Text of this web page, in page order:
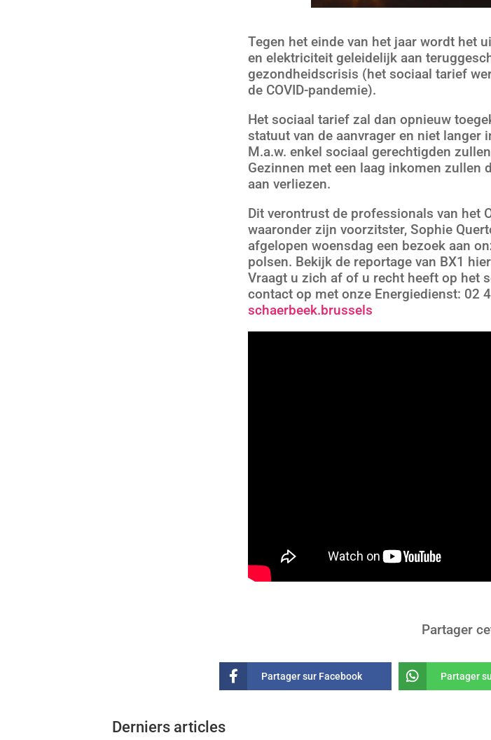
Tegen het einde van het jaar wordt het
en elektriciteit geleidelijk aan
gezondheidscrisis (het sociaal tarief
de COVID-pandemie).
Het sociaal tarief zal dan opnieuw
statuut van de aanvrager en niet
M.a.w. enkel sociaal gerechtigden
Gezinnen met een laag inkomen zullen
aan verliezen.
Dit verontrust de professionals van het
waaronder zijn voorzitster, Sophie
afgelopen woensdag een bezoek aan
polsen. Bekijk de reportage van BX1
Vraagt u zich af of u recht heeft op het
contact op met onze Energiedienst: 02
schaerbeek.brussels
Partager
Partager sur Facebook Partager
Derniers articles